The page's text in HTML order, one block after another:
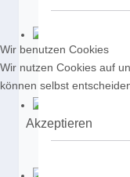
Wir benutzen Cookies
Wir nutzen Cookies auf
können selbst
Akzeptieren